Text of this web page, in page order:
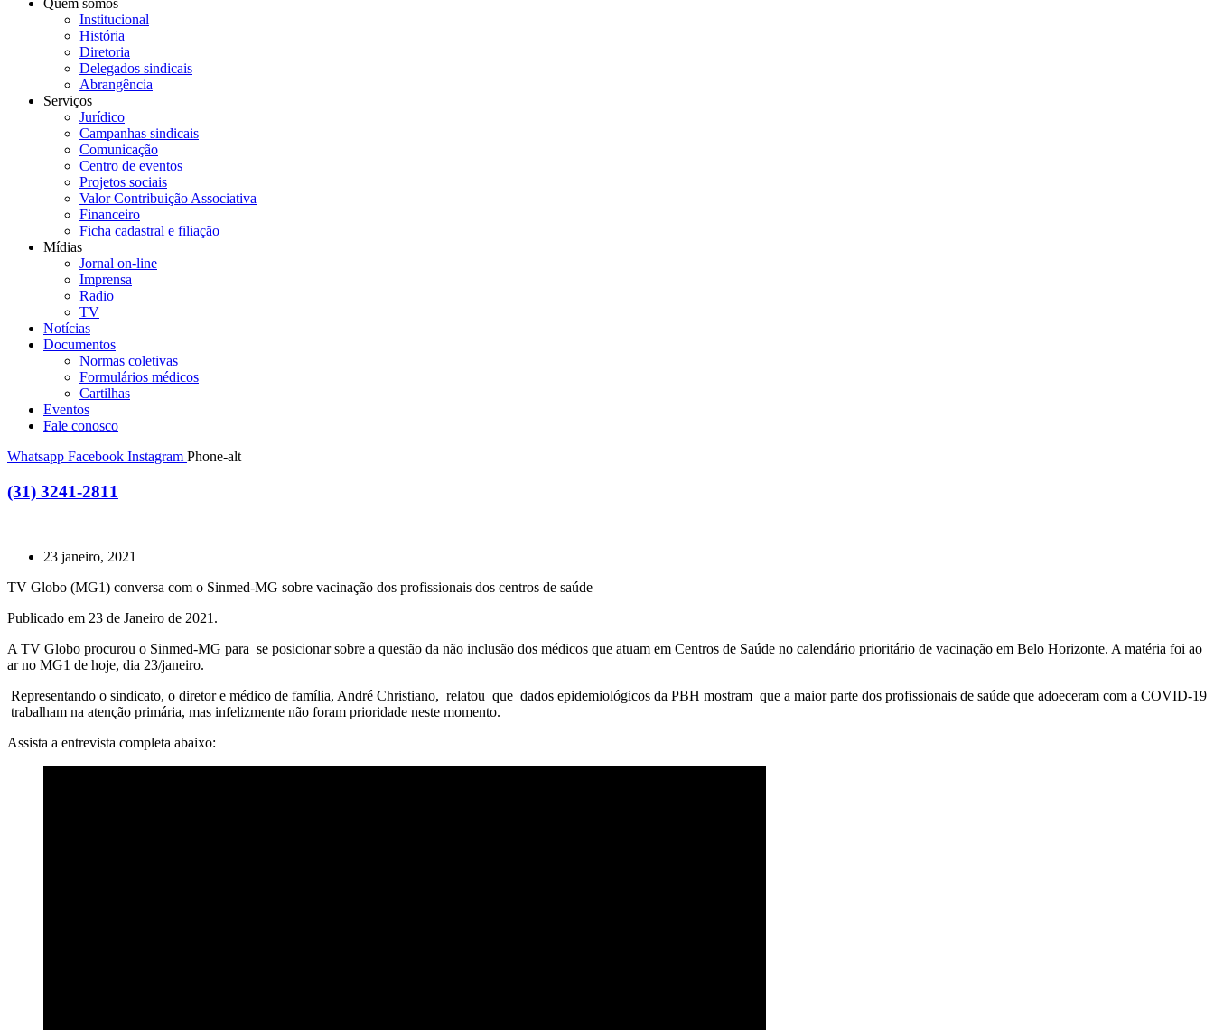
Quem somos
Institucional
História
Diretoria
Delegados sindicais
Abrangência
Serviços
Jurídico
Campanhas sindicais
Comunicação
Centro de eventos
Projetos sociais
Valor Contribuição Associativa
Financeiro
Ficha cadastral e filiação
Mídias
Jornal on-line
Imprensa
Radio
TV
Notícias
Documentos
Normas coletivas
Formulários médicos
Cartilhas
Eventos
Fale conosco
Whatsapp Facebook Instagram Phone-alt
(31) 3241-2811
23 janeiro, 2021
TV Globo (MG1) conversa com o Sinmed-MG sobre vacinação dos profissionais dos centros de saúde
Publicado em 23 de Janeiro de 2021.
A TV Globo procurou o Sinmed-MG para se posicionar sobre a questão da não inclusão dos médicos que atuam em Centros de Saúde no calendário prioritário de vacinação em Belo Horizonte. A matéria foi ao
ar no MG1 de hoje, dia 23/janeiro.
Representando o sindicato, o diretor e médico de família, André Christiano, relatou que dados epidemiológicos da PBH mostram que a maior parte dos profissionais de saúde que adoeceram com a COVID-19
trabalham na atenção primária, mas infelizmente não foram prioridade neste momento.
Assista a entrevista completa abaixo: